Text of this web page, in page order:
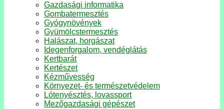
Gazdasági informatika
Gombatermesztés
Gyógynövények
Gyümölcstermesztés
Halászat, horgászat
Idegenforgalom, vendéglátás
Kertbarát
Kertészet
Kézművesség
Környezet- és természetvédelem
Lótenyésztés, lovassport
Mezőgazdasági gépészet